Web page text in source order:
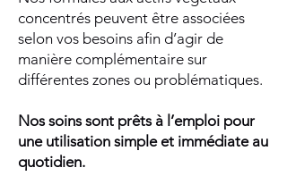
concentrés peuvent être associées
selon vos besoins afin d’agir de
manière complémentaire sur
différentes zones ou problématiques.
Nos soins sont prêts à l’emploi pour
une utilisation simple et immédiate au
quotidien.